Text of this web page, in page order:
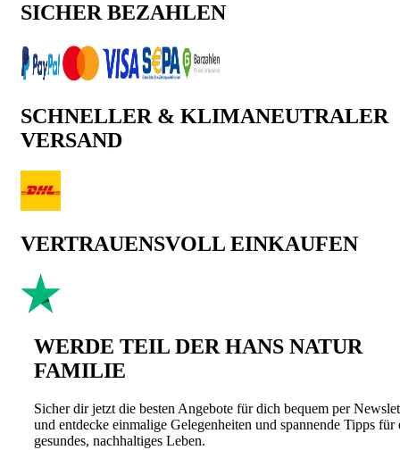
SICHER BEZAHLEN
SCHNELLER & KLIMANEUTRALER
VERSAND
VERTRAUENSVOLL EINKAUFEN
WERDE TEIL DER HANS NATUR
FAMILIE
Sicher dir jetzt die besten Angebote für dich bequem per
und entdecke einmalige Gelegenheiten und spannende Tipps für
gesundes, nachhaltiges Leben.